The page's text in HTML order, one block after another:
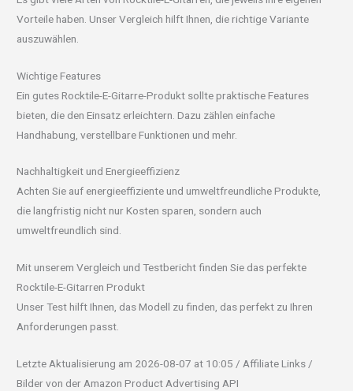
Vorteile haben. Unser Vergleich hilft Ihnen, die richtige Variante
auszuwählen.
Wichtige Features
Ein gutes Rocktile-E-Gitarre-Produkt sollte praktische Features
bieten, die den Einsatz erleichtern. Dazu zählen einfache
Handhabung, verstellbare Funktionen und mehr.
Nachhaltigkeit und Energieeffizienz
Achten Sie auf energieeffiziente und umweltfreundliche Produkte,
die langfristig nicht nur Kosten sparen, sondern auch
umweltfreundlich sind.
Mit unserem Vergleich und Testbericht finden Sie das perfekte
Rocktile-E-Gitarren Produkt
Unser Test hilft Ihnen, das Modell zu finden, das perfekt zu Ihren
Anforderungen passt.
Letzte Aktualisierung am 2026-08-07 at 10:05 / Affiliate Links /
Bilder von der Amazon Product Advertising API